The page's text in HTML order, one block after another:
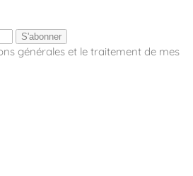
S'abonner
générales et le traitement de mes